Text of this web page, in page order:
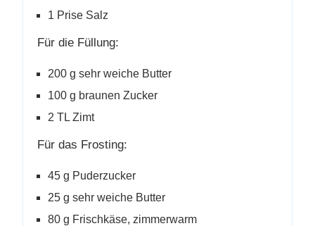
1 Prise Salz
Für die Füllung:
200 g sehr weiche Butter
100 g braunen Zucker
2 TL Zimt
Für das Frosting:
45 g Puderzucker
25 g sehr weiche Butter
80 g Frischkäse, zimmerwarm